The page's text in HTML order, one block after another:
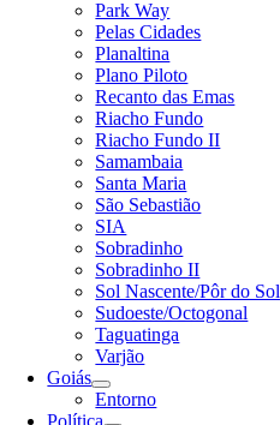
Park Way
Pelas Cidades
Planaltina
Plano Piloto
Recanto das Emas
Riacho Fundo
Riacho Fundo II
Samambaia
Santa Maria
São Sebastião
SIA
Sobradinho
Sobradinho II
Sol Nascente/Pôr do Sol
Sudoeste/Octogonal
Taguatinga
Varjão
Goiás
Entorno
Política